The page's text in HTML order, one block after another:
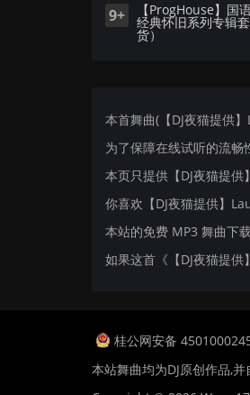
9+ 【ProgHouse】国
经典怀旧系列专辑
货）
本首舞曲(【DJ夜猫提供
为了保障在线试听的流
本页只提供【DJ夜猫提
你喜欢【DJ夜猫提供】
本站的免费 MP3 舞曲下
如果这首《【DJ夜猫提
桂公网安备
本站舞曲均为DJ原创作品,